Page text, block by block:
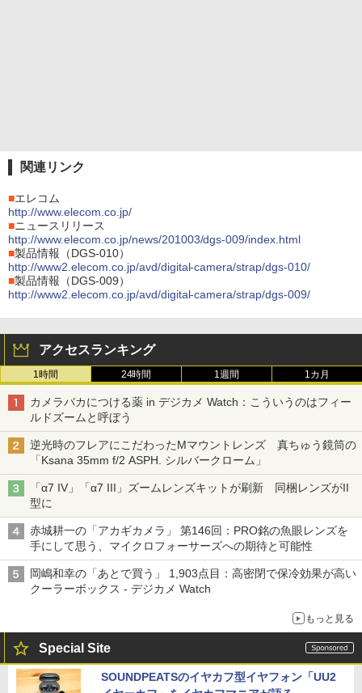
関連リンク
■エレコム
http://www.elecom.co.jp/
■ニュースリリース
http://www.elecom.co.jp/news/201003/dgs-009/index.html
■製品情報（DGS-010）
http://www2.elecom.co.jp/avd/digital-camera/strap/dgs-010/
■製品情報（DGS-009）
http://www2.elecom.co.jp/avd/digital-camera/strap/dgs-009/
アクセスランキング
1時間 24時間 1週間 1カ月
カメラバカにつける薬 in デジカメ Watch：こういうのはフィー
ルドズームと呼ぼう
逆光時のフレアにこだわったMマウントレンズ 真ちゅう鏡筒の
「Ksana 35mm f/2 ASPH. シルバークローム」
「α7 IV」「α7 III」ズームレンズキットが刷新 同梱レンズがII
型に
赤城耕一の「アカギカメラ」 第146回：PRO銘の魚眼レンズを
手にして思う、マイクロフォーサーズへの期待と可能性
岡嶋和幸の「あとで買う」 1,903点目：高密閉で保冷効果が高い
クーラーボックス - デジカメ Watch
もっと見る
Special Site
SOUNDPEATSのイヤカフ型イヤフォン「UU2